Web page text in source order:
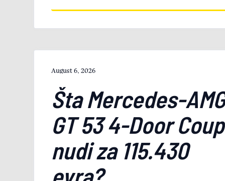
August 6, 2026
Šta Mercedes-AMG
GT 53 4-Door
nudi za 115.430